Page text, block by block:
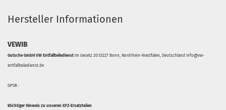
Hersteller Informationen
VEWIB
Gutsche GmbH VW Entfallteiledienst Im Gesetz 20 53227 Bonn, Nordrhein-Westfalen, Deutschland info@vw-
entfallteiledienst.de
GPSR :
Wichtiger Hinweis zu unseren KFZ-Ersatzteilen